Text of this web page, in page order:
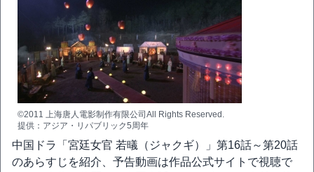
©2011 上海唐人電影制作有限公司All Rights Reserved.
提供：アジア・リパブリック5周年
中国ドラ「宮廷女官 若㬢（ジャクギ）」第16話～第20話
のあらすじを紹介、予告動画は作品公式サイトで視聴で